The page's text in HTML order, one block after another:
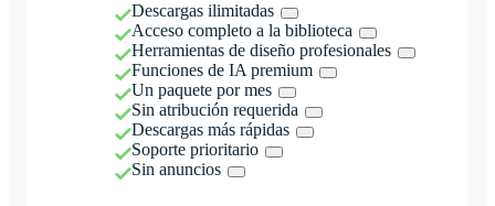
Descargas ilimitadas
Acceso completo a la biblioteca
Herramientas de diseño profesionales
Funciones de IA premium
Un paquete por mes
Sin atribución requerida
Descargas más rápidas
Soporte prioritario
Sin anuncios